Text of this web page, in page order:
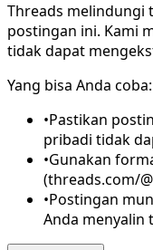
Threads melindungi
postingan ini. Kami
tidak dapat
Yang bisa Anda coba:
•Pastikan
pribadi tidak
•Gunakan
(threads.com/
•Postingan
Anda menyalin